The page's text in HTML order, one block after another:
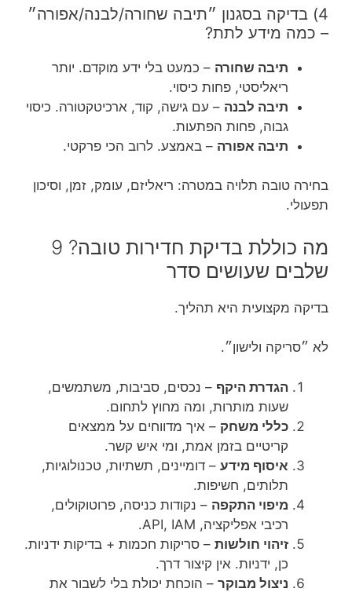
4) בדיקה בסגנון ״תיבה שחורה/לבנה/אפורה״
– כמה מידע לתת?
תיבה שחורה – כמעט בלי ידע מוקדם. יותר
ריאליסטי, פחות כיסוי.
תיבה לבנה – עם גישה, קוד, ארכיטקטורה. כיסוי
גבוה, פחות הפתעות.
תיבה אפורה – באמצע. לרוב הכי פרקטי.
בחירה טובה תלויה במטרה: ריאליזם, עומק, זמן, וסיכון
תפעולי.
מה כוללת בדיקת חדירות טובה? 9
שלבים שעושים סדר
בדיקה מקצועית היא תהליך.
לא ״סריקה ולישון״.
הגדרת היקף – נכסים, סביבות, משתמשים,
שעות מותרות, ומה מחוץ לתחום.
כללי משחק – איך מדווחים על ממצאים
קריטיים בזמן אמת, ומי איש קשר.
איסוף מידע – דומיינים, תשתיות, טכנולוגיות,
תלותים, חשיפות.
מיפוי התקפה – נקודות כניסה, פרוטוקולים,
רכיבי אפליקציה, API, IAM.
זיהוי חולשות – סריקות חכמות + בדיקות ידניות.
כן, ידניות. אין קיצור דרך.
ניצול מבוקר – הוכחת יכולת בלי לשבור את